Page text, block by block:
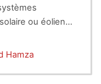
ou éolienne
une certaine
d’une
Hamza